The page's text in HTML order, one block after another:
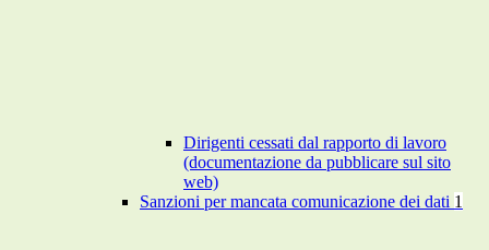
Dirigenti cessati dal rapporto di lavoro
(documentazione da pubblicare sul sito
web)
Sanzioni per mancata comunicazione dei dati 1